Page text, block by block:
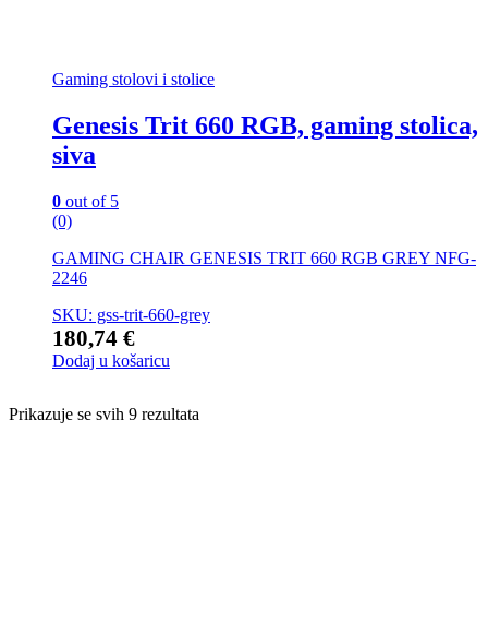
Gaming stolovi i stolice
Genesis Trit 660 RGB, gaming stolica,
siva
0 out of 5
(0)
GAMING CHAIR GENESIS TRIT 660 RGB GREY NFG-
2246
SKU: gss-trit-660-grey
180,74 €
Dodaj u košaricu
Prikazuje se svih 9 rezultata